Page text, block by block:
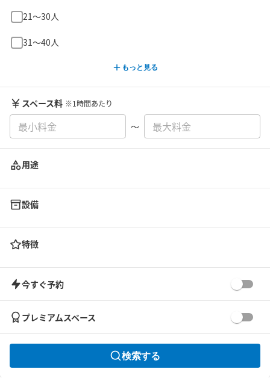
21〜30人
31〜40人
もっと見る
スペース料 ※1時間あたり
〜
用途
設備
特徴
今すぐ予約
プレミアムスペース
検索する